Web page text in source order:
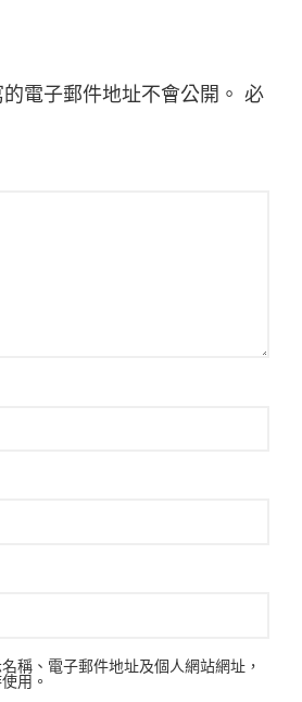
電子郵件地址不會公開。 必
稱、電子郵件地址及個人網站網址，
用。